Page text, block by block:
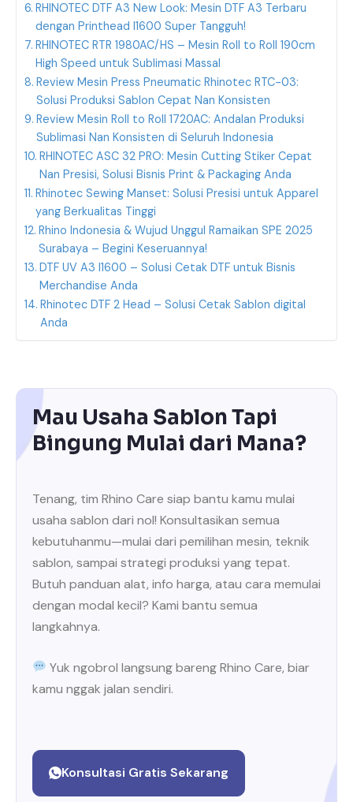
RHINOTEC DTF A3 New Look: Mesin DTF A3 Terbaru
dengan Printhead I1600 Super Tangguh!
RHINOTEC RTR 1980AC/HS – Mesin Roll to Roll 190cm
High Speed untuk Sublimasi Massal
Review Mesin Press Pneumatic Rhinotec RTC-03:
Solusi Produksi Sablon Cepat Nan Konsisten
Review Mesin Roll to Roll 1720AC: Andalan Produksi
Sublimasi Nan Konsisten di Seluruh Indonesia
RHINOTEC ASC 32 PRO: Mesin Cutting Stiker Cepat
Nan Presisi, Solusi Bisnis Print & Packaging Anda
Rhinotec Sewing Manset: Solusi Presisi untuk Apparel
yang Berkualitas Tinggi
Rhino Indonesia & Wujud Unggul Ramaikan SPE 2025
Surabaya – Begini Keseruannya!
DTF UV A3 I1600 – Solusi Cetak DTF untuk Bisnis
Merchandise Anda
Rhinotec DTF 2 Head – Solusi Cetak Sablon digital
Anda
Mau Usaha Sablon Tapi
Bingung Mulai dari Mana?
Tenang, tim Rhino Care siap bantu kamu mulai
usaha sablon dari nol! Konsultasikan semua
kebutuhanmu—mulai dari pemilihan mesin, teknik
sablon, sampai strategi produksi yang tepat.
Butuh panduan alat, info harga, atau cara memulai
dengan modal kecil? Kami bantu semua
langkahnya.
Yuk ngobrol langsung bareng Rhino Care, biar
kamu nggak jalan sendiri.
Konsultasi Gratis Sekarang